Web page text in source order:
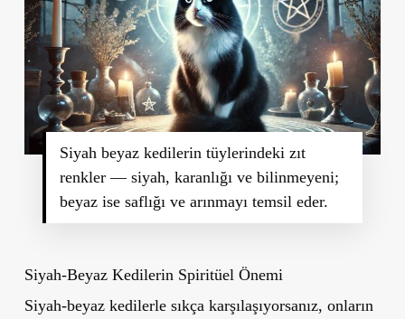
Siyah beyaz kedilerin tüylerindeki zıt
renkler — siyah, karanlığı ve bilinmeyeni;
beyaz ise saflığı ve arınmayı temsil eder.
Siyah-Beyaz Kedilerin Spiritüel Önemi
Siyah-beyaz kedilerle sıkça karşılaşıyorsanız, onların